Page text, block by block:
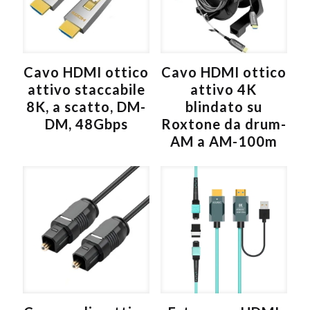
Cavo HDMI ottico
attivo staccabile
8K, a scatto, DM-
DM, 48Gbps
Cavo HDMI ottico
attivo 4K
blindato su
Roxtone da drum-
AM a AM-100m